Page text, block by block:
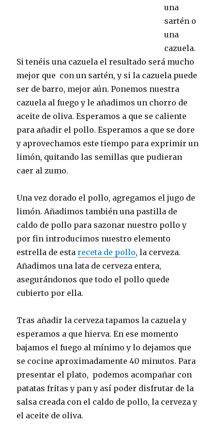
una
sartén o
una
cazuela.
Si tenéis una cazuela el resultado será mucho
mejor que con un sartén, y si la cazuela puede
ser de barro, mejor aún. Ponemos nuestra
cazuela al fuego y le añadimos un chorro de
aceite de oliva. Esperamos a que se caliente
para añadir el pollo. Esperamos a que se dore
y aprovechamos este tiempo para exprimir un
limón, quitando las semillas que pudieran
caer al zumo.
Una vez dorado el pollo, agregamos el jugo de
limón. Añadimos también una pastilla de
caldo de pollo para sazonar nuestro pollo y
por fin introducimos nuestro elemento
estrella de estareceta de pollo, la cerveza.
Añadimos una lata de cerveza entera,
asegurándonos que todo el pollo quede
cubierto por ella.
Tras añadir la cerveza tapamos la cazuela y
esperamos a que hierva. En ese momento
bajamos el fuego al mínimo y lo dejamos que
se cocine aproximadamente 40 minutos. Para
presentar el plato, podemos acompañar con
patatas fritas y pan y así poder disfrutar de la
salsa creada con el caldo de pollo, la cerveza y
el aceite de oliva.